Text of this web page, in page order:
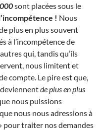
sont placées sous le
! Nous
plus en plus souvent
à l’incompétence de
qui, tandis qu’ils
nous limitent et
compte. Le pire est que,
de plus en plus
nous puissions
nous nous adressions à
pour traiter nos demandes